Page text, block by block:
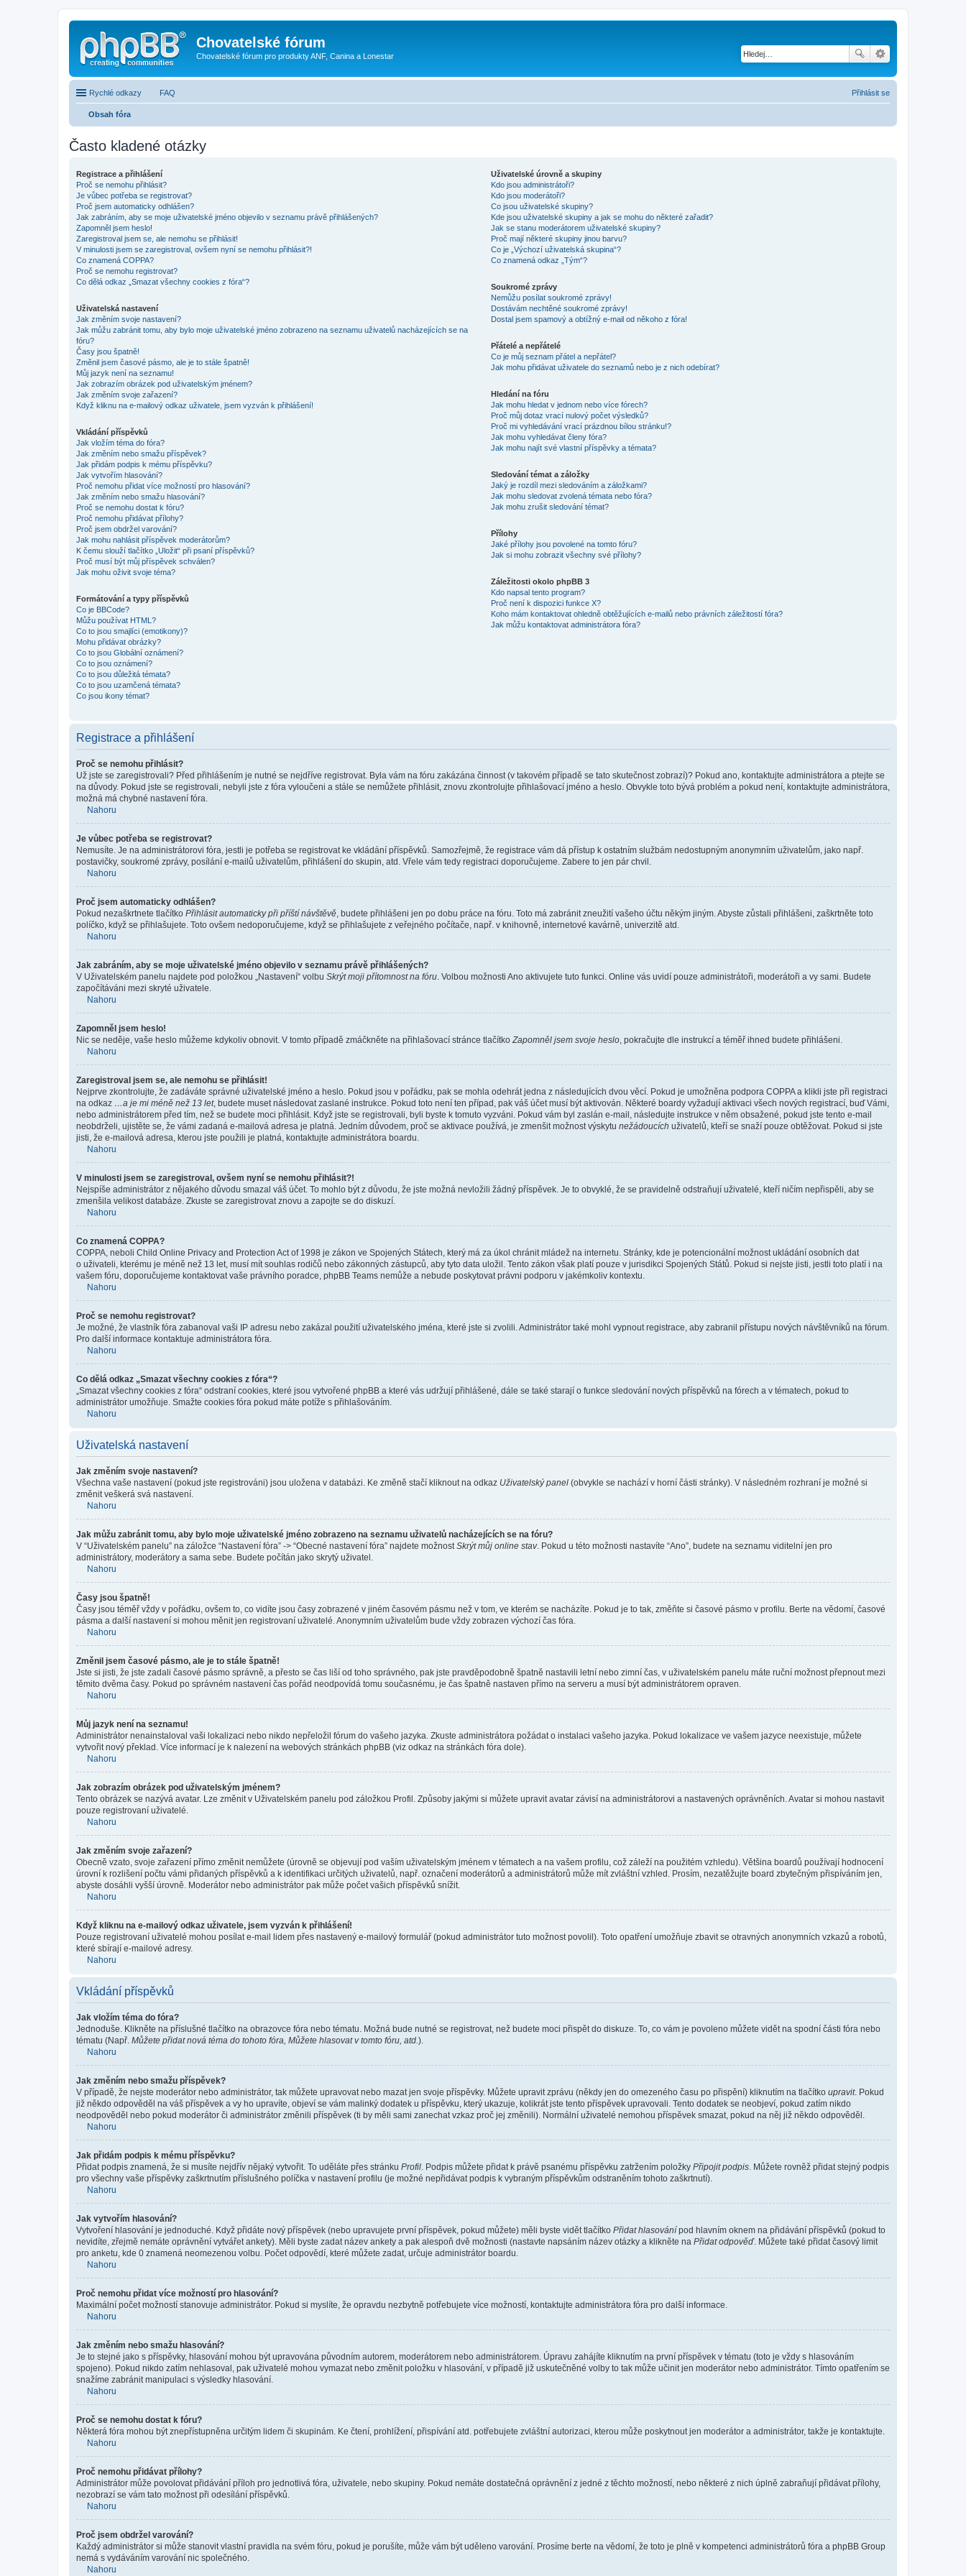
Chovatelské fórum
Chovatelské fórum pro produkty ANF, Canina a Lonestar
Rychlé odkazy FAQ Přihlásit se
Obsah fóra
Často kladené otázky
Registrace a přihlášení
Proč se nemohu přihlásit?
Je vůbec potřeba se registrovat?
Proč jsem automaticky odhlášen?
Jak zabráním, aby se moje uživatelské jméno objevilo v seznamu právě přihlášených?
Zapomněl jsem heslo!
Zaregistroval jsem se, ale nemohu se přihlásit!
V minulosti jsem se zaregistroval, ovšem nyní se nemohu přihlásit?!
Co znamená COPPA?
Proč se nemohu registrovat?
Co dělá odkaz „Smazat všechny cookies z fóra“?
Uživatelská nastavení
Jak změním svoje nastavení?
Jak můžu zabránit tomu, aby bylo moje uživatelské jméno zobrazeno na seznamu uživatelů nacházejících se na
fóru?
Časy jsou špatně!
Změnil jsem časové pásmo, ale je to stále špatně!
Můj jazyk není na seznamu!
Jak zobrazím obrázek pod uživatelským jménem?
Jak změním svoje zařazení?
Když kliknu na e-mailový odkaz uživatele, jsem vyzván k přihlášení!
Vkládání příspěvků
Jak vložím téma do fóra?
Jak změním nebo smažu příspěvek?
Jak přidám podpis k mému příspěvku?
Jak vytvořím hlasování?
Proč nemohu přidat více možností pro hlasování?
Jak změním nebo smažu hlasování?
Proč se nemohu dostat k fóru?
Proč nemohu přidávat přílohy?
Proč jsem obdržel varování?
Jak mohu nahlásit příspěvek moderátorům?
K čemu slouží tlačítko „Uložit“ při psaní příspěvků?
Proč musí být můj příspěvek schválen?
Jak mohu oživit svoje téma?
Formátování a typy příspěvků
Co je BBCode?
Můžu používat HTML?
Co to jsou smajlíci (emotikony)?
Mohu přidávat obrázky?
Co to jsou Globální oznámení?
Co to jsou oznámení?
Co to jsou důležitá témata?
Co to jsou uzamčená témata?
Co jsou ikony témat?
Uživatelské úrovně a skupiny
Kdo jsou administrátoři?
Kdo jsou moderátoři?
Co jsou uživatelské skupiny?
Kde jsou uživatelské skupiny a jak se mohu do některé zařadit?
Jak se stanu moderátorem uživatelské skupiny?
Proč mají některé skupiny jinou barvu?
Co je „Výchozí uživatelská skupina“?
Co znamená odkaz „Tým“?
Soukromé zprávy
Nemůžu posílat soukromé zprávy!
Dostávám nechtěné soukromé zprávy!
Dostal jsem spamový a obtížný e-mail od někoho z fóra!
Přátelé a nepřátelé
Co je můj seznam přátel a nepřátel?
Jak mohu přidávat uživatele do seznamů nebo je z nich odebírat?
Hledání na fóru
Jak mohu hledat v jednom nebo více fórech?
Proč můj dotaz vrací nulový počet výsledků?
Proč mi vyhledávání vrací prázdnou bílou stránku!?
Jak mohu vyhledávat členy fóra?
Jak mohu najít své vlastní příspěvky a témata?
Sledování témat a záložky
Jaký je rozdíl mezi sledováním a záložkami?
Jak mohu sledovat zvolená témata nebo fóra?
Jak mohu zrušit sledování témat?
Přílohy
Jaké přílohy jsou povolené na tomto fóru?
Jak si mohu zobrazit všechny své přílohy?
Záležitosti okolo phpBB 3
Kdo napsal tento program?
Proč není k dispozici funkce X?
Koho mám kontaktovat ohledně obtěžujících e-mailů nebo právních záležitostí fóra?
Jak můžu kontaktovat administrátora fóra?
Registrace a přihlášení
Proč se nemohu přihlásit?
Už jste se zaregistrovali? Před přihlášením je nutné se nejdříve registrovat. Byla vám na fóru zakázána činnost (v takovém případě se tato skutečnost zobrazí)? Pokud ano, kontaktujte administrátora a ptejte se
na důvody. Pokud jste se registrovali, nebyli jste z fóra vyloučeni a stále se nemůžete přihlásit, znovu zkontrolujte přihlašovací jméno a heslo. Obvykle toto bývá problém a pokud není, kontaktujte administrátora,
možná má chybné nastavení fóra.
Nahoru
Je vůbec potřeba se registrovat?
Nemusíte. Je na administrátorovi fóra, jestli je potřeba se registrovat ke vkládání příspěvků. Samozřejmě, že registrace vám dá přístup k ostatním službám nedostupným anonymním uživatelům, jako např.
postavičky, soukromé zprávy, posílání e-mailů uživatelům, přihlášení do skupin, atd. Vřele vám tedy registraci doporučujeme. Zabere to jen pár chvil.
Nahoru
Proč jsem automaticky odhlášen?
Pokud nezaškrtnete tlačítko Přihlásit automaticky při příští návštěvě , budete přihlášeni jen po dobu práce na fóru. Toto má zabránit zneužití vašeho účtu někým jiným. Abyste zůstali přihlášeni, zaškrtněte toto
políčko, když se přihlašujete. Toto ovšem nedoporučujeme, když se přihlašujete z veřejného počítače, např. v knihovně, internetové kavárně, univerzitě atd.
Nahoru
Jak zabráním, aby se moje uživatelské jméno objevilo v seznamu právě přihlášených?
V Uživatelském panelu najdete pod položkou „Nastavení“ volbu Skrýt moji přítomnost na fóru . Volbou možnosti Ano aktivujete tuto funkci. Online vás uvidí pouze administrátoři, moderátoři a vy sami. Budete
započítáváni mezi skryté uživatele.
Nahoru
Zapomněl jsem heslo!
Nic se neděje, vaše heslo můžeme kdykoliv obnovit. V tomto případě zmáčkněte na přihlašovací stránce tlačítko Zapomněl jsem svoje heslo , pokračujte dle instrukcí a téměř ihned budete přihlášeni.
Nahoru
Zaregistroval jsem se, ale nemohu se přihlásit!
Nejprve zkontrolujte, že zadáváte správné uživatelské jméno a heslo. Pokud jsou v pořádku, pak se mohla odehrát jedna z následujících dvou věcí. Pokud je umožněna podpora COPPA a klikli jste při registraci
na odkaz …a je mi méně než 13 let, budete muset následovat zaslané instrukce. Pokud toto není ten případ, pak váš účet musí být aktivován. Některé boardy vyžadují aktivaci všech nových registrací, buď Vámi,
nebo administrátorem před tím, než se budete moci přihlásit. Když jste se registrovali, byli byste k tomuto vyzváni. Pokud vám byl zaslán e-mail, následujte instrukce v něm obsažené, pokud jste tento e-mail
neobdrželi, ujistěte se, že vámi zadaná e-mailová adresa je platná. Jedním důvodem, proč se aktivace používá, je zmenšit možnost výskytu nežádoucích uživatelů, kteří se snaží pouze obtěžovat. Pokud si jste
jisti, že e-mailová adresa, kterou jste použili je platná, kontaktujte administrátora boardu.
Nahoru
V minulosti jsem se zaregistroval, ovšem nyní se nemohu přihlásit?!
Nejspíše administrátor z nějakého důvodu smazal váš účet. To mohlo být z důvodu, že jste možná nevložili žádný příspěvek. Je to obvyklé, že se pravidelně odstraňují uživatelé, kteří ničím nepřispěli, aby se
zmenšila velikost databáze. Zkuste se zaregistrovat znovu a zapojte se do diskuzí.
Nahoru
Co znamená COPPA?
COPPA, neboli Child Online Privacy and Protection Act of 1998 je zákon ve Spojených Státech, který má za úkol chránit mládež na internetu. Stránky, kde je potencionální možnost ukládání osobních dat
o uživateli, kterému je méně než 13 let, musí mít souhlas rodičů nebo zákonných zástupců, aby tyto data uložil. Tento zákon však platí pouze v jurisdikci Spojených Států. Pokud si nejste jisti, jestli toto platí i na
vašem fóru, doporučujeme kontaktovat vaše právního poradce, phpBB Teams nemůže a nebude poskytovat právni podporu v jakémkoliv kontextu.
Nahoru
Proč se nemohu registrovat?
Je možné, že vlastník fóra zabanoval vaši IP adresu nebo zakázal použití uživatelského jména, které jste si zvolili. Administrátor také mohl vypnout registrace, aby zabranil přístupu nových návštěvníků na fórum.
Pro další informace kontaktuje administrátora fóra.
Nahoru
Co dělá odkaz „Smazat všechny cookies z fóra“?
„Smazat všechny cookies z fóra“ odstraní cookies, které jsou vytvořené phpBB a které vás udržují přihlášené, dále se také starají o funkce sledování nových příspěvků na fórech a v tématech, pokud to
administrátor umožňuje. Smažte cookies fóra pokud máte potíže s přihlašováním.
Nahoru
Uživatelská nastavení
Jak změním svoje nastavení?
Všechna vaše nastavení (pokud jste registrováni) jsou uložena v databázi. Ke změně stačí kliknout na odkaz Uživatelský panel (obvykle se nachází v horní části stránky). V následném rozhraní je možné si
změnit veškerá svá nastavení.
Nahoru
Jak můžu zabránit tomu, aby bylo moje uživatelské jméno zobrazeno na seznamu uživatelů nacházejících se na fóru?
V “Uživatelském panelu” na záložce “Nastavení fóra” -> “Obecné nastavení fóra” najdete možnost Skrýt můj online stav. Pokud u této možnosti nastavíte “Ano”, budete na seznamu viditelní jen pro
administrátory, moderátory a sama sebe. Budete počítán jako skrytý uživatel.
Nahoru
Časy jsou špatně!
Časy jsou téměř vždy v pořádku, ovšem to, co vidíte jsou časy zobrazené v jiném časovém pásmu než v tom, ve kterém se nacházíte. Pokud je to tak, změňte si časové pásmo v profilu. Berte na vědomí, časové
pásma a další nastavení si mohou měnit jen registrovaní uživatelé. Anonymním uživatelům bude vždy zobrazen výchozí čas fóra.
Nahoru
Změnil jsem časové pásmo, ale je to stále špatně!
Jste si jisti, že jste zadali časové pásmo správně, a přesto se čas liší od toho správného, pak jste pravděpodobně špatně nastavili letní nebo zimní čas, v uživatelském panelu máte ruční možnost přepnout mezi
těmito dvěma časy. Pokud po správném nastavení čas pořád neodpovídá tomu současnému, je čas špatně nastaven přímo na serveru a musí být administrátorem opraven.
Nahoru
Můj jazyk není na seznamu!
Administrátor nenainstaloval vaši lokalizaci nebo nikdo nepřeložil fórum do vašeho jazyka. Zkuste administrátora požádat o instalaci vašeho jazyka. Pokud lokalizace ve vašem jazyce neexistuje, můžete
vytvořit nový překlad. Více informací je k nalezení na webových stránkách phpBB (viz odkaz na stránkách fóra dole).
Nahoru
Jak zobrazím obrázek pod uživatelským jménem?
Tento obrázek se nazývá avatar. Lze změnit v Uživatelském panelu pod záložkou Profil. Způsoby jakými si můžete upravit avatar závisí na administrátorovi a nastavených oprávněních. Avatar si mohou nastavit
pouze registrovaní uživatelé.
Nahoru
Jak změním svoje zařazení?
Obecně vzato, svoje zařazení přímo změnit nemůžete (úrovně se objevují pod vaším uživatelským jménem v tématech a na vašem profilu, což záleží na použitém vzhledu). Většina boardů používají hodnocení
úrovní k rozlišení počtu vámi přidaných příspěvků a k identifikaci určitých uživatelů, např. označení moderátorů a administrátorů může mít zvláštní vzhled. Prosím, nezatěžujte board zbytečným přispíváním jen,
abyste dosáhli vyšší úrovně. Moderátor nebo administrátor pak může počet vašich příspěvků snížit.
Nahoru
Když kliknu na e-mailový odkaz uživatele, jsem vyzván k přihlášení!
Pouze registrovaní uživatelé mohou posílat e-mail lidem přes nastavený e-mailový formulář (pokud administrátor tuto možnost povolil). Toto opatření umožňuje zbavit se otravných anonymních vzkazů a robotů,
které sbírají e-mailové adresy.
Nahoru
Vkládání příspěvků
Jak vložím téma do fóra?
Jednoduše. Klikněte na příslušné tlačítko na obrazovce fóra nebo tématu. Možná bude nutné se registrovat, než budete moci přispět do diskuze. To, co vám je povoleno můžete vidět na spodní části fóra nebo
tématu (Např. Můžete přidat nová téma do tohoto fóra, Můžete hlasovat v tomto fóru, atd. ).
Nahoru
Jak změním nebo smažu příspěvek?
V případě, že nejste moderátor nebo administrátor, tak můžete upravovat nebo mazat jen svoje příspěvky. Můžete upravit zprávu (někdy jen do omezeného času po přispění) kliknutím na tlačítko upravit. Pokud
již někdo odpověděl na váš příspěvek a vy ho upravíte, objeví se vám malinký dodatek u příspěvku, který ukazuje, kolikrát jste tento příspěvek upravovali. Tento dodatek se neobjeví, pokud zatím nikdo
neodpověděl nebo pokud moderátor či administrátor změnili příspěvek (ti by měli sami zanechat vzkaz proč jej změnili). Normální uživatelé nemohou příspěvek smazat, pokud na něj již někdo odpověděl.
Nahoru
Jak přidám podpis k mému příspěvku?
Přidat podpis znamená, že si musíte nejdřív nějaký vytvořit. To uděláte přes stránku Profil . Podpis můžete přidat k právě psanému příspěvku zatržením položky Připojit podpis . Můžete rovněž přidat stejný podpis
pro všechny vaše příspěvky zaškrtnutím příslušného políčka v nastavení profilu (je možné nepřidávat podpis k vybraným příspěvkům odstraněním tohoto zaškrtnutí).
Nahoru
Jak vytvořím hlasování?
Vytvoření hlasování je jednoduché. Když přidáte nový příspěvek (nebo upravujete první příspěvek, pokud můžete) měli byste vidět tlačítko Přidat hlasovánípod hlavním oknem na přidávání příspěvků (pokud to
nevidíte, zřejmě nemáte oprávnění vytvářet ankety). Měli byste zadat název ankety a pak alespoň dvě možnosti (nastavte napsáním název otázky a klikněte na Přidat odpověď. Můžete také přidat časový limit
pro anketu, kde 0 znamená neomezenou volbu. Počet odpovědí, které můžete zadat, určuje administrátor boardu.
Nahoru
Proč nemohu přidat více možností pro hlasování?
Maximální počet možností stanovuje administrátor. Pokud si myslíte, že opravdu nezbytně potřebujete více možností, kontaktujte administrátora fóra pro další informace.
Nahoru
Jak změním nebo smažu hlasování?
Je to stejné jako s příspěvky, hlasování mohou být upravována původním autorem, moderátorem nebo administrátorem. Úpravu zahájíte kliknutím na první příspěvek v tématu (toto je vždy s hlasováním
spojeno). Pokud nikdo zatím nehlasoval, pak uživatelé mohou vymazat nebo změnit položku v hlasování, v případě již uskutečněné volby to tak může učinit jen moderátor nebo administrátor. Tímto opatřením se
snažíme zabránit manipulaci s výsledky hlasování.
Nahoru
Proč se nemohu dostat k fóru?
Některá fóra mohou být znepřístupněna určitým lidem či skupinám. Ke čtení, prohlížení, přispívání atd. potřebujete zvláštní autorizaci, kterou může poskytnout jen moderátor a administrátor, takže je kontaktujte.
Nahoru
Proč nemohu přidávat přílohy?
Administrátor může povolovat přidávání příloh pro jednotlivá fóra, uživatele, nebo skupiny. Pokud nemáte dostatečná oprávnění z jedné z těchto možností, nebo některé z nich úplně zabraňují přidávat přílohy,
nezobrazí se vám tato možnost při odesílání příspěvků.
Nahoru
Proč jsem obdržel varování?
Každý administrátor si může stanovit vlastní pravidla na svém fóru, pokud je porušíte, může vám být uděleno varování. Prosíme berte na vědomí, že toto je plně v kompetenci administrátorů fóra a phpBB Group
nemá s vydáváním varování nic společného.
Nahoru